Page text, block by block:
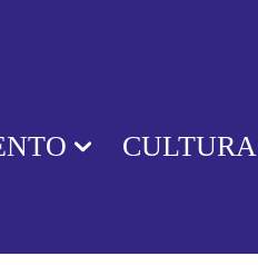
CULTURA